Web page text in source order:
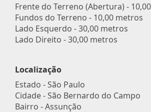
Frente do Terreno (Abertura) -
Fundos do Terreno - 10,00 metros
Lado Esquerdo - 30,00 metros
Lado Direito - 30,00 metros
Localização
Estado -São Paulo
Cidade -São Bernardo do Campo
Bairro -Assunção